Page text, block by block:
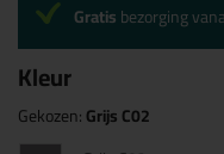
Kleur
Gekozen:Grijs C02
Gratisbezorging